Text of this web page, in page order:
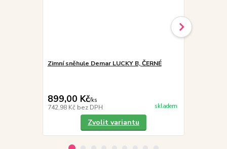
Zimní sněhule Demar LUCKY B, ČERNÉ
899,00 Kč/ks
742,98 Kč bez DPH skladem
Zvolit variantu